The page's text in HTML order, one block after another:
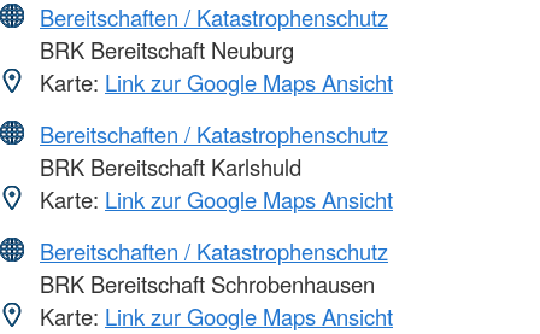
Bereitschaften / Katastrophenschutz
BRK Bereitschaft Neuburg
Karte: Link zur Google Maps Ansicht
Bereitschaften / Katastrophenschutz
BRK Bereitschaft Karlshuld
Karte: Link zur Google Maps Ansicht
Bereitschaften / Katastrophenschutz
BRK Bereitschaft Schrobenhausen
Karte: Link zur Google Maps Ansicht